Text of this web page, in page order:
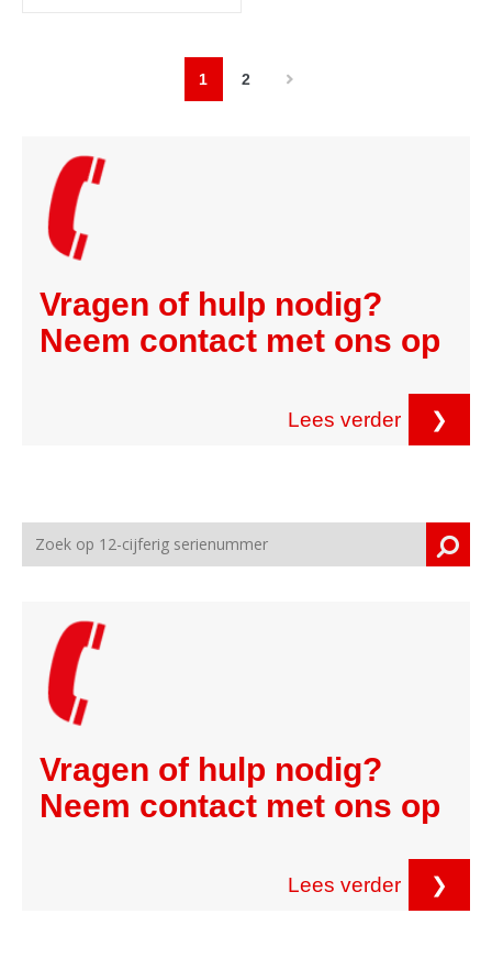
1 2
Vragen of hulp nodig?
Neem contact met ons op
Lees verder ❯
Vragen of hulp nodig?
Neem contact met ons op
Lees verder ❯